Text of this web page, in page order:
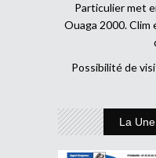
Particulier met
Ouaga 2000.
Possibilité de
La